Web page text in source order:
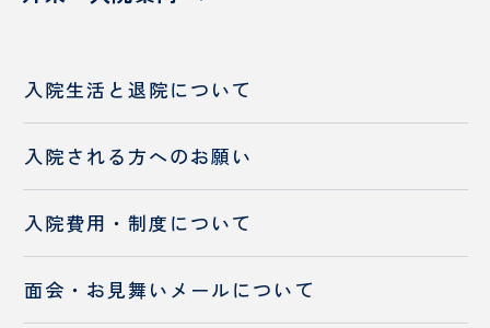
入院生活と退院について
入院される方へのお願い
入院費用・制度について
面会・お見舞いメールについて